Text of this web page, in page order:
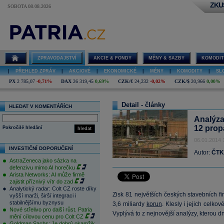
SOBOTA 08.08.2026
ZPRAVODAJSTVÍ AKCIE & FONDY MĚNY & SAZBY
PŘEHLED ZPRÁV AKCIOVÉ EKONOMICKÉ MĚNY KOMODITY
PX 2 785,07 -0,71% DAX 26 319,45 0,69% CZK/€ 24,232 -0,02% CZK/$ 20,966 0,00%
HLEDAT V KOMENTÁŘÍCH
hledat
Pokročilé hledání
INVESTIČNÍ DOPORUČENÍ
AstraZeneca jako sázka na
defenzivu mimo AI horečku
Arista Networks: AI může firmě
zajistit příznivý vítr do zad
Analytický radar: Colt CZ roste díky
vyšší marži, širší integraci i
stabilnějšímu byznysu
Nové střelivo pro další růst. Patria
mění cílovou cenu pro Colt CZ
Detail - články
12
06.01.2014
Autor: ČTK
Zisk 81 největších českých stavebních
3,6 miliardy korun. Klesly i jejich
Vyplývá to z nejnovější analýzy, kterou